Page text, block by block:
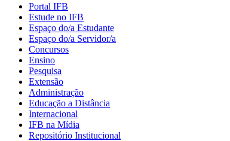
Portal IFB
Estude no IFB
Espaço do/a Estudante
Espaço do/a Servidor/a
Concursos
Ensino
Pesquisa
Extensão
Administração
Educação a Distância
Internacional
IFB na Mídia
Repositório Institucional